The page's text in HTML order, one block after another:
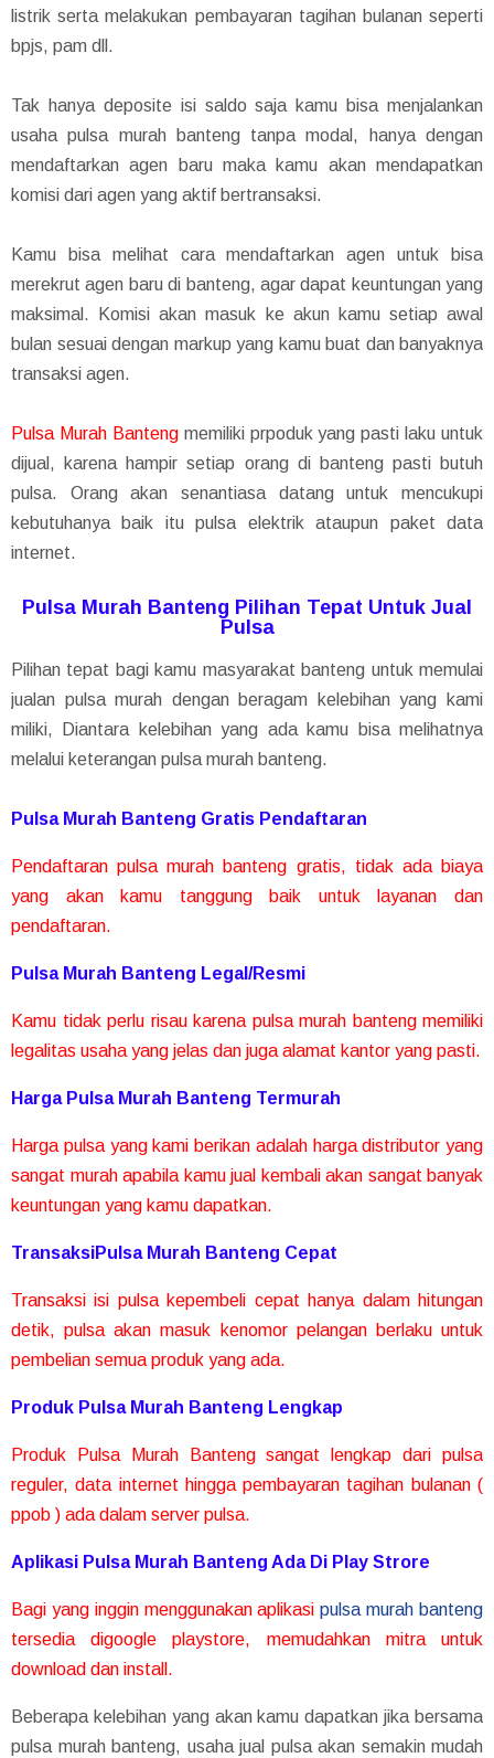
listrik serta melakukan pembayaran tagihan bulanan seperti
bpjs, pam dll.
Tak hanya deposite isi saldo saja kamu bisa menjalankan
usaha pulsa murah banteng tanpa modal, hanya dengan
mendaftarkan agen baru maka kamu akan mendapatkan
komisi dari agen yang aktif bertransaksi.
Kamu bisa melihat cara mendaftarkan agen untuk bisa
merekrut agen baru di banteng, agar dapat keuntungan yang
maksimal. Komisi akan masuk ke akun kamu setiap awal
bulan sesuai dengan markup yang kamu buat dan banyaknya
transaksi agen.
Pulsa Murah Bantengmemiliki prpoduk yang pasti laku untuk
dijual, karena hampir setiap orang di banteng pasti butuh
pulsa. Orang akan senantiasa datang untuk mencukupi
kebutuhanya baik itu pulsa elektrik ataupun paket data
internet.
Pulsa Murah Banteng Pilihan Tepat Untuk Jual
Pulsa
Pilihan tepat bagi kamu masyarakat banteng untuk memulai
jualan pulsa murah dengan beragam kelebihan yang kami
miliki, Diantara kelebihan yang ada kamu bisa melihatnya
melalui keterangan pulsa murah banteng.
Pulsa Murah Banteng Gratis Pendaftaran
Pendaftaran pulsa murah banteng gratis, tidak ada biaya
yang akan kamu tanggung baik untuk layanan dan
pendaftaran.
Pulsa Murah Banteng Legal/Resmi
Kamu tidak perlu risau karena pulsa murah banteng memiliki
legalitas usaha yang jelas dan juga alamat kantor yang pasti.
Harga Pulsa Murah Banteng Termurah
Harga pulsa yang kami berikan adalah harga distributor yang
sangat murah apabila kamu jual kembali akan sangat banyak
keuntungan yang kamu dapatkan.
TransaksiPulsa Murah Banteng Cepat
Transaksi isi pulsa kepembeli cepat hanya dalam hitungan
detik, pulsa akan masuk kenomor pelangan berlaku untuk
pembelian semua produk yang ada.
Produk Pulsa Murah Banteng Lengkap
Produk Pulsa Murah Banteng sangat lengkap dari pulsa
reguler, data internet hingga pembayaran tagihan bulanan (
ppob ) ada dalam server pulsa.
Aplikasi Pulsa Murah Banteng Ada Di Play Strore
Bagi yang inggin menggunakan aplikasipulsa murah banteng
tersedia digoogle playstore, memudahkan mitra untuk
download dan install.
Beberapa kelebihan yang akan kamu dapatkan jika bersama
pulsa murah banteng, usaha jual pulsa akan semakin mudah